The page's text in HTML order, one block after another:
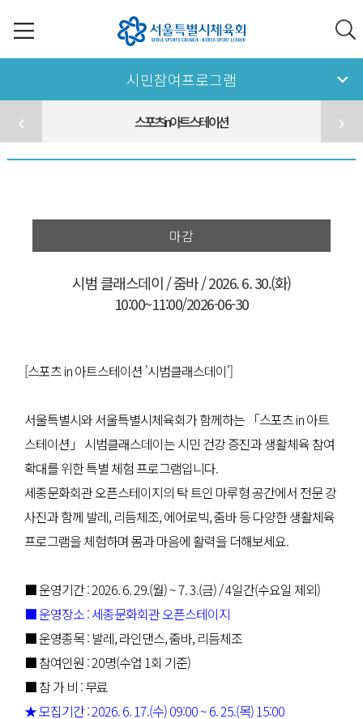
시민참여프로그램
스포츠in아트스테이션
마감
시범 클래스데이 / 줌바 / 2026. 6. 30.(화)
10:00~11:00/2026-06-30
[스포츠 in 아트스테이션 '시범클래스데이']
서울특별시와 서울특별시체육회가 함께하는 「스포츠 in 아트
스테이션」 시범클래스데이는 시민 건강 증진과 생활체육 참여
확대를 위한 특별 체험 프로그램입니다.
세종문화회관 오픈스테이지의 탁 트인 마루형 공간에서 전문 강
사진과 함께 발레, 리듬체조, 에어로빅, 줌바 등 다양한 생활체육
프로그램을 체험하며 몸과 마음에 활력을 더해보세요.
■ 운영기간 : 2026. 6. 29.(월) ~ 7. 3.(금) / 4일간(수요일 제외)
■ 운영장소 : 세종문화회관 오픈스테이지
■ 운영종목 : 발레, 라인댄스, 줌바, 리듬체조
■ 참여인원 : 20명(수업 1회 기준)
■ 참 가 비 : 무료
★ 모집기간 : 2026. 6. 17.(수) 09:00 ~ 6. 25.(목) 15:00